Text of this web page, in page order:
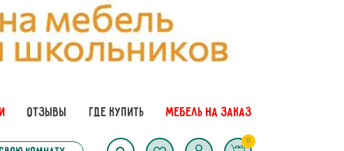
ОТЗЫВЫ ГДЕ КУПИТЬ МЕБЕЛЬ НА ЗАКАЗ
0